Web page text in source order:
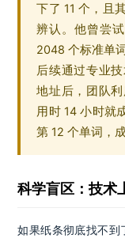
下了 11 个，且
辨认。他曾尝
2048 个标准单
后续通过专业
地址后，团队
用时 14 小时就
第 12 个单词，
科学盲区：技术
如果纸条彻底找不到